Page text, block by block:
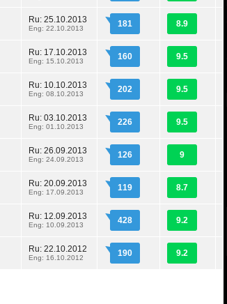
Ru: 25.10.2013
Eng: 22.10.2013 181 8.9
Ru: 17.10.2013
Eng: 15.10.2013 160 9.5
Ru: 10.10.2013
Eng: 08.10.2013 202 9.5
Ru: 03.10.2013
Eng: 01.10.2013 226 9.5
Ru: 26.09.2013
Eng: 24.09.2013 126 9
Ru: 20.09.2013
Eng: 17.09.2013 119 8.7
Ru: 12.09.2013
Eng: 10.09.2013 428 9.2
Ru: 22.10.2012
Eng: 16.10.2012 190 9.2